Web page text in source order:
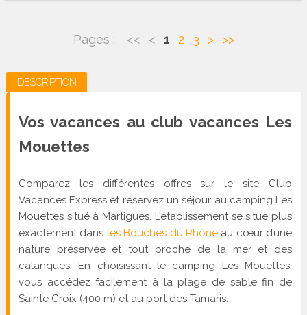
Pages : << < 1 2 3 > >>
DESCRIPTION
Vos vacances au club vacances Les
Mouettes
Comparez les différentes offres sur le site Club
Vacances Express et réservez un séjour au camping Les
Mouettes situé à Martigues. L’établissement se situe plus
exactement dans les Bouches du Rhôneau cœur d’une
nature préservée et tout proche de la mer et des
calanques. En choisissant le camping Les Mouettes,
vous accédez facilement à la plage de sable fin de
Sainte Croix (400 m) et au port des Tamaris.